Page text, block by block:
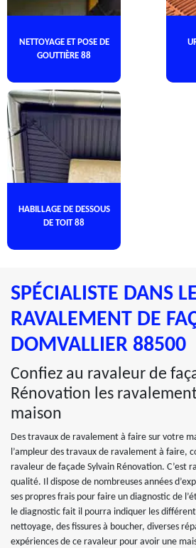
NETTOYAGE ET POSE DE
GOUTTIÈRE 88
HABILLAGE DE DESSOUS
DE TOIT 88
SPÉCIALISTE DANS
RAVALEMENT DE
DOMVALLIER 88500
Confiez au ravaleur de
Rénovation les
maison
Des travaux de ravalement à faire sur votre
l’ampleur des travaux de ravalement à faire,
ravaleur de façade Sylvain Rénovation. C’est
qualité. Il dispose de nombreuses années
ses propres frais pour faire un diagnostic de
le diagnostic fait il pourra indiquer les
nettoyage, des fissures à boucher, diverses
expériences de ce ravaleur pour avoir une